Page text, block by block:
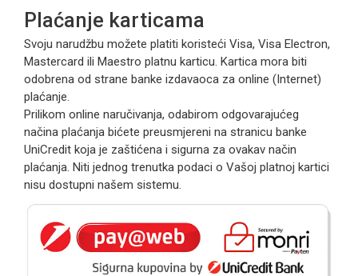
Plaćanje karticama
Svoju narudžbu možete platiti koristeći Visa, Visa Electron,
Mastercard ili Maestro platnu karticu. Kartica mora biti
odobrena od strane banke izdavaoca za online (Internet)
plaćanje.
Prilikom online naručivanja, odabirom odgovarajućeg
načina plaćanja bićete preusmjereni na stranicu banke
UniCredit koja je zaštićena i sigurna za ovakav način
plaćanja. Niti jednog trenutka podaci o Vašoj platnoj kartici
nisu dostupni našem sistemu.